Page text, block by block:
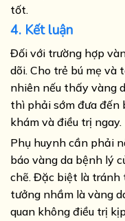
tốt.
4. Kết luận
Đối với trường hợp
dõi. Cho trẻ bú mẹ và
nhiên nếu thấy vàng
thì phải sớm đưa đến
khám và điều trị ngay.
Phụ huynh cần phải
báo vàng da bệnh lý
chẽ. Đặc biệt là tránh
tưởng nhầm là vàng
quan không điều trị